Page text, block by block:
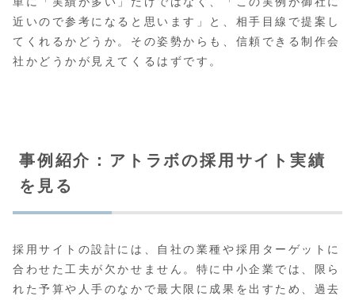
近いので参考になると思います」と、相手目線で提案し
てくれるかどうか。その姿勢からも、信頼できる制作会
社かどうかが見えてくるはずです。
事例紹介：アトラボの採用サイト実績
を見る
採用サイトの設計には、自社の業種や採用ターゲットに
合わせた工夫が欠かせません。特に中小企業では、限ら
れた予算や人手のなかで最大限に成果を出すため、過去